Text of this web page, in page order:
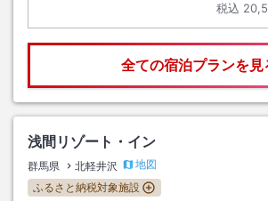
税込
全ての宿泊プランを見
浅間リゾート・イン
群馬県 北軽井沢
地図
ふるさと納税対象施設